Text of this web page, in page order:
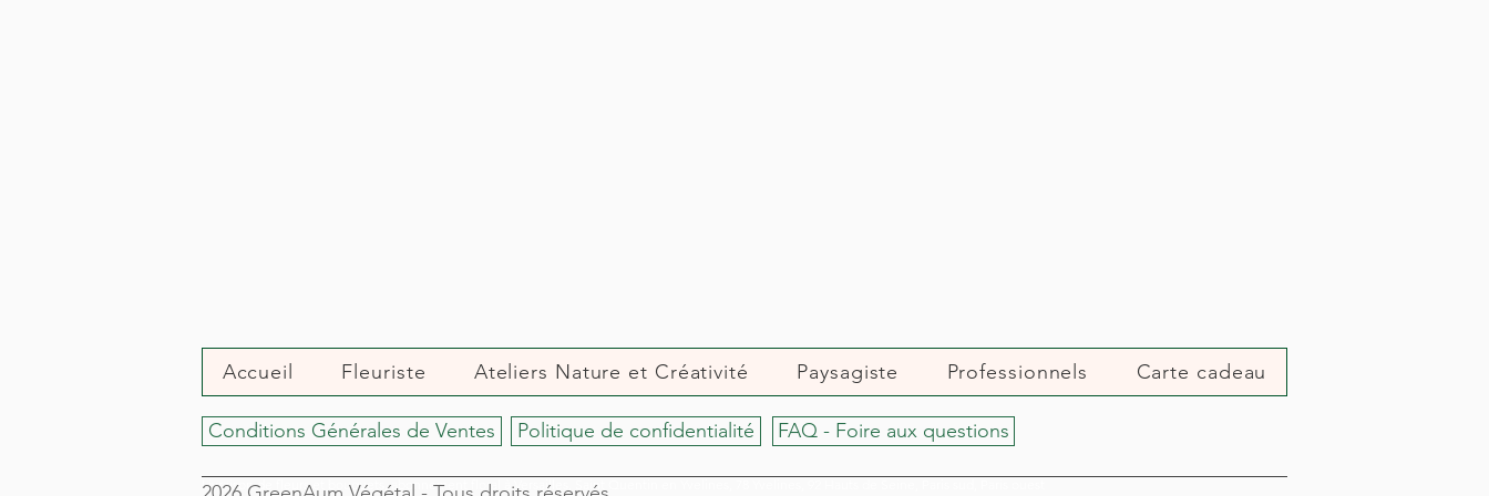
Accueil Fleuriste Ateliers Nature et Créativité Paysagiste Professionnels Carte cadeau
Conditions Générales de Ventes Politique de confidentialité FAQ - Foire aux questions
Livraison de fleurs et bouquets, abonnement floral à Versailles, Saint Quentin en Yvelines, 78 Yvelines, 92 Hauts de Seine, Paris sud, Paris ouest